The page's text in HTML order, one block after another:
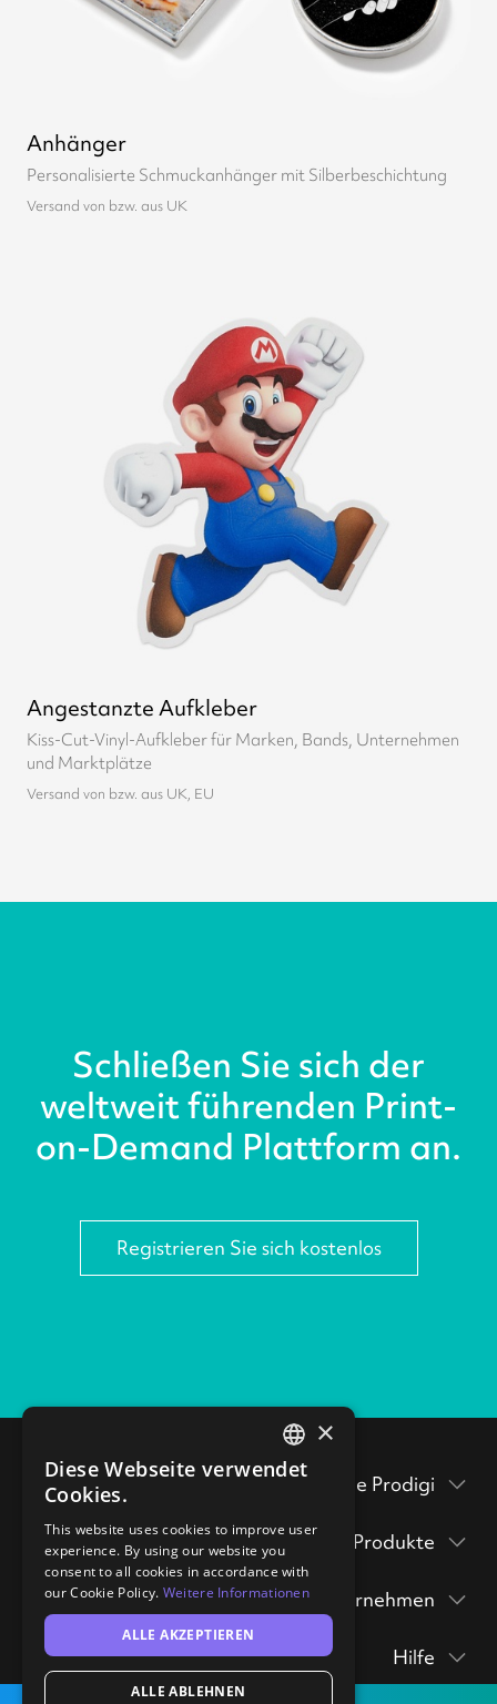
Anhänger
Personalisierte Schmuckanhänger mit Silberbeschichtung
Versand von bzw. aus UK
Angestanzte Aufkleber
Kiss-Cut-Vinyl-Aufkleber für Marken, Bands, Unternehmen
und Marktplätze
Versand von bzw. aus UK, EU
Schließen Sie sich der
weltweit führenden Print-
on-Demand Plattform an.
Registrieren Sie sich kostenlos
Prodigi Group
hi@prodigi.com
Testen Sie Prodigi
Druck API
Produkte
anfordern
Unternehmen
Hilfe
ENGLISH
×
Diese Webseite verwendet
Cookies.
This website uses cookies to improve user
experience. By using our website you
consent to all cookies in accordance with
our Cookie Policy. Weitere Informationen
ALLE AKZEPTIEREN
ALLE ABLEHNEN